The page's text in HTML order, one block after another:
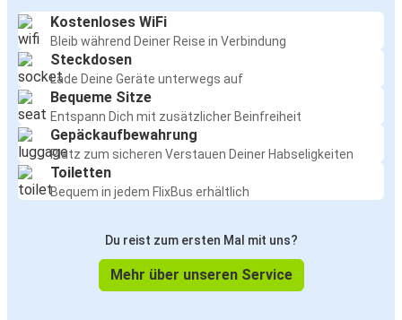
Kostenloses WiFi
Bleib während Deiner Reise in Verbindung
Steckdosen
Lade Deine Geräte unterwegs auf
Bequeme Sitze
Entspann Dich mit zusätzlicher Beinfreiheit
Gepäckaufbewahrung
Platz zum sicheren Verstauen Deiner Habseligkeiten
Toiletten
Bequem in jedem FlixBus erhältlich
Du reist zum ersten Mal mit uns?
Mehr über unseren Service